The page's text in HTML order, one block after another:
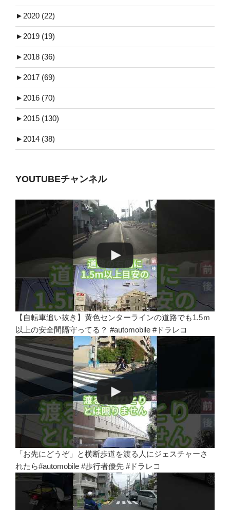
► 2020 (22)
► 2019 (19)
► 2018 (36)
► 2017 (69)
► 2016 (70)
► 2015 (130)
► 2014 (38)
YOUTUBEチャンネル
【自転車追い抜き】黄色センターラインの道路でも1.5ｍ
以上の安全間隔守ってる？ #automobile #ドラレコ
「お先にどうぞ」と横断歩道を渡る人にジェスチャーさ
れたら#automobile #歩行者優先 #ドラレコ